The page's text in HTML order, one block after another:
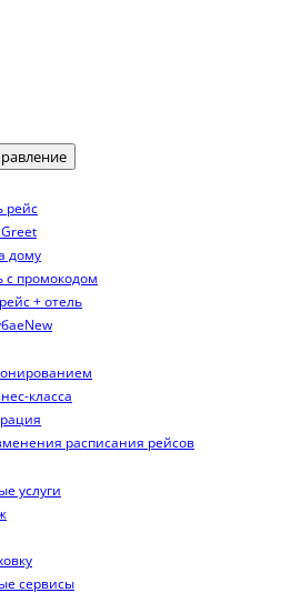
рейс
дому
с промокодом
+ отель
New
класса
расписания рейсов
услуги
сервисы